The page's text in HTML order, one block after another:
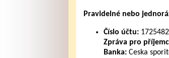
Pravidelné nebo
Číslo účtu:
Zpráva pro
Banka:Ceska